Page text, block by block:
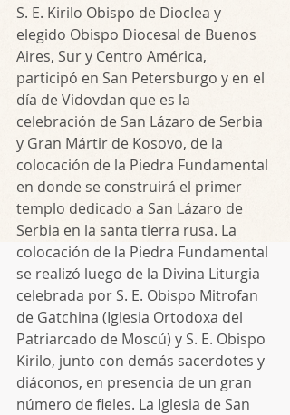
S. E. Kirilo Obispo de Dioclea y
elegido Obispo Diocesal de Buenos
Aires, Sur y Centro América,
participó en San Petersburgo y en el
día de Vidovdan que es la
celebración de San Lázaro de Serbia
y Gran Mártir de Kosovo, de la
colocación de la Piedra Fundamental
en donde se construirá el primer
templo dedicado a San Lázaro de
Serbia en la santa tierra rusa. La
colocación de la Piedra Fundamental
se realizó luego de la Divina Liturgia
celebrada por S. E. Obispo Mitrofan
de Gatchina (Iglesia Ortodoxa del
Patriarcado de Moscú) y S. E. Obispo
Kirilo, junto con demás sacerdotes y
diáconos, en presencia de un gran
número de fieles. La Iglesia de San